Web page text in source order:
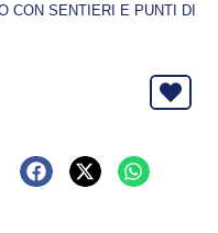
CON SENTIERI E PUNTI DI